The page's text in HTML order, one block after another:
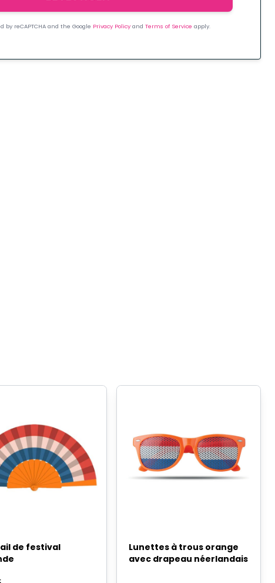
by reCAPTCHA and the Google Privacy Policy and Terms of Service apply.
de festival
Lunettes à trous orange
avec drapeau néerlandais